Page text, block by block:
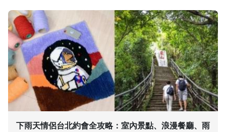
下雨天情侶台北約會全攻略：室內景點、浪漫餐廳、雨